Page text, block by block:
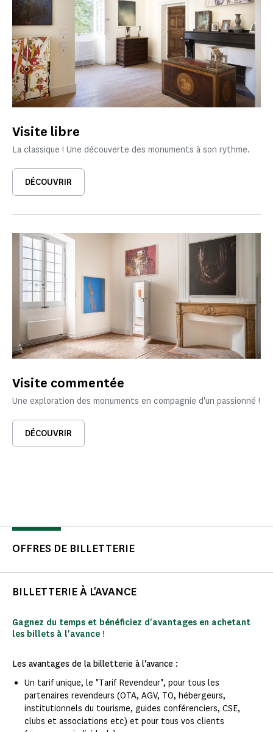
Visite libre
La classique ! Une découverte des monuments à son rythme.
DÉCOUVRIR
Visite commentée
Une exploration des monuments en compagnie d'un passionné !
DÉCOUVRIR
OFFRES DE BILLETTERIE
BILLETTERIE À L'AVANCE
Gagnez du temps et bénéficiez d'avantages en achetant
les billets à l'avance !
Les avantages de la billetterie à l'avance :
Un tarif unique, le "Tarif Revendeur", pour tous les
partenaires revendeurs (OTA, AGV, TO, hébergeurs,
institutionnels du tourisme, guides conférenciers, CSE,
clubs et associations etc) et pour tous vos clients